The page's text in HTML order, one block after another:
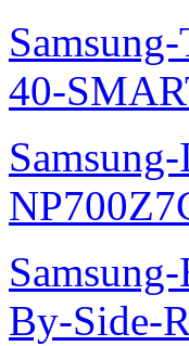
40-
By-Side-